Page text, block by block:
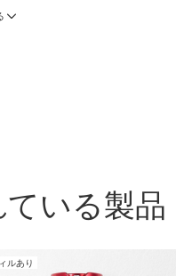
プ 15mL トライアルサイズ
プし、素肌までケアする
いる製品
ルあり